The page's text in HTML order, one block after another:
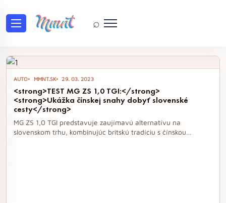
⌕
Tag: MG ZS
AUTO MMNT.SK 29. 03. 2023
<strong>TEST MG ZS 1,0 TGI:</strong>
<strong>Ukážka čínskej snahy dobyť slovenské
cesty</strong>
MG ZS 1,0 TGI predstavuje zaujímavú alternatívu na
slovenskom trhu, kombinujúc britskú tradíciu s čínskou